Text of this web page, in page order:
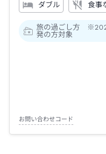
ダブル 食事
旅の過ごし方
発の方対象
お問い合わせコード